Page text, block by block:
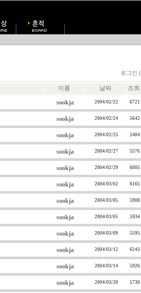
로그인 |
이름 날짜 조회
sookja 2004/02/22 6721
sookja 2004/02/24 5642
sookja 2004/02/25 5404
sookja 2004/02/27 5576
sookja 2004/02/29 6005
sookja 2004/03/02 6165
sookja 2004/03/05 5908
sookja 2004/03/05 5934
sookja 2004/03/09 5595
sookja 2004/03/12 6243
sookja 2004/03/14 5926
sookja 2004/03/20 5730